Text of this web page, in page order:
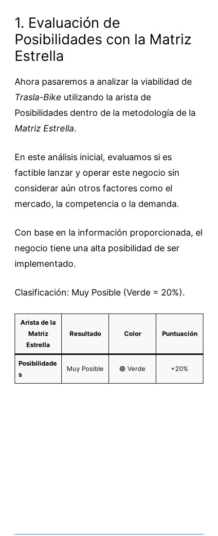
1. Evaluación de
Posibilidades con la Matriz
Estrella
Ahora pasaremos a analizar la viabilidad de
Trasla-Bike utilizando la arista de
Posibilidades dentro de la metodología de la
Matriz Estrella.
En este análisis inicial, evaluamos si es
factible lanzar y operar este negocio sin
considerar aún otros factores como el
mercado, la competencia o la demanda.
Con base en la información proporcionada, el
negocio tiene una alta posibilidad de ser
implementado.
Clasificación: Muy Posible (Verde = 20%).
Arista de la
Matriz
Estrella
Resultado Color Puntuación
Posibilidade
s
Muy Posible 🟢 Verde +20%